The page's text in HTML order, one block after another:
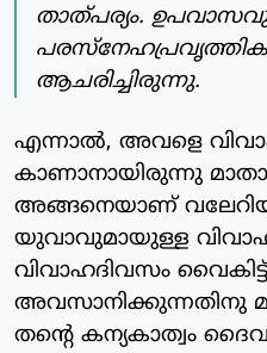
താത്പര്യം.
ആചരിച്ചിരുന്നു.
എന്നാല്‍, അവളെ
കാണാനായിരുന്നു
അങ്ങനെയാണ്
യുവാവുമായുള്ള
വിവാഹദിവസം
അവസാനിക്കുന്നതിനു
തന്റെ കന്യകാത്വം